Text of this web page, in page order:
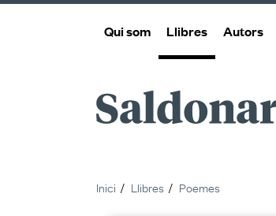
Qui som Llibres Autors
Saldonar
Inici Llibres Poemes